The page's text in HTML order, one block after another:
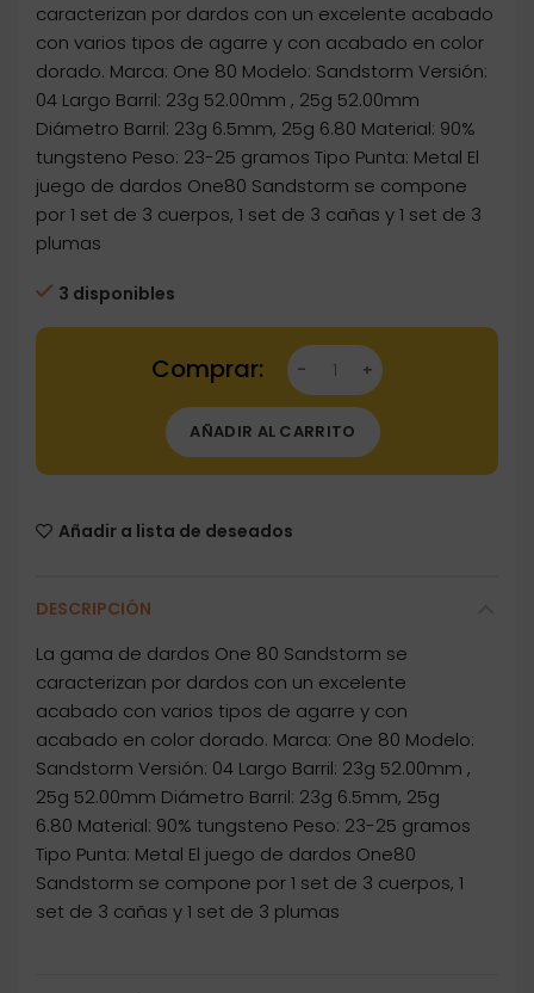
caracterizan por dardos con un excelente acabado
con varios tipos de agarre y con acabado en color
dorado. Marca: One 80 Modelo: Sandstorm Versión:
04 Largo Barril: 23g 52.00mm , 25g 52.00mm
Diámetro Barril: 23g 6.5mm, 25g 6.80 Material: 90%
tungsteno Peso: 23-25 gramos Tipo Punta: Metal El
juego de dardos One80 Sandstorm se compone
por 1 set de 3 cuerpos, 1 set de 3 cañas y 1 set de 3
plumas
3 disponibles
Dartstore Dardos One80 Sandstorm 04
AÑADIR AL CARRITO
Añadir a lista de deseados
DESCRIPCIÓN
La gama de dardos One 80 Sandstorm se
caracterizan por dardos con un excelente
acabado con varios tipos de agarre y con
acabado en color dorado. Marca: One 80 Modelo:
Sandstorm Versión: 04 Largo Barril: 23g 52.00mm ,
25g 52.00mm Diámetro Barril: 23g 6.5mm, 25g
6.80 Material: 90% tungsteno Peso: 23-25 gramos
Tipo Punta: Metal El juego de dardos One80
Sandstorm se compone por 1 set de 3 cuerpos, 1
set de 3 cañas y 1 set de 3 plumas